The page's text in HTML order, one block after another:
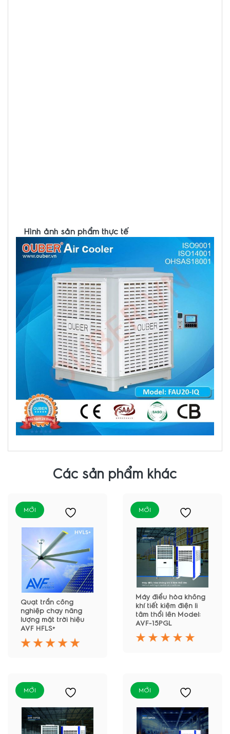
Hình ảnh sản phẩm thực tế
Các sản phẩm khác
MỚI
Quạt trần công
nghiệp chạy năng
lượng mặt trời hiệu
AVF HFLS+
MỚI
Máy điều hòa không
khí tiết kiệm điện li
tâm thổi lên Model:
AVF-15PGL
MỚI MỚI